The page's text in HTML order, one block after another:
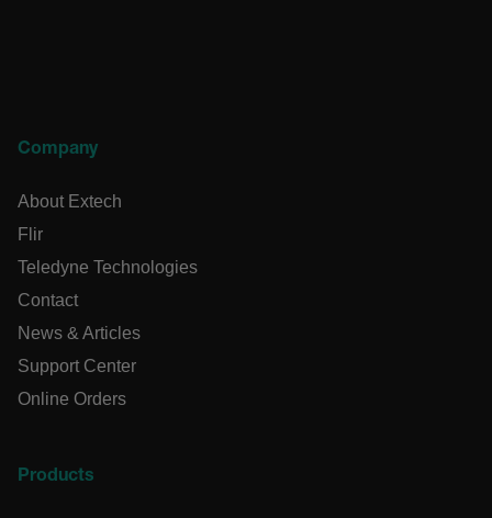
Company
About Extech
Flir
Teledyne Technologies
Contact
News & Articles
Support Center
Online Orders
Products